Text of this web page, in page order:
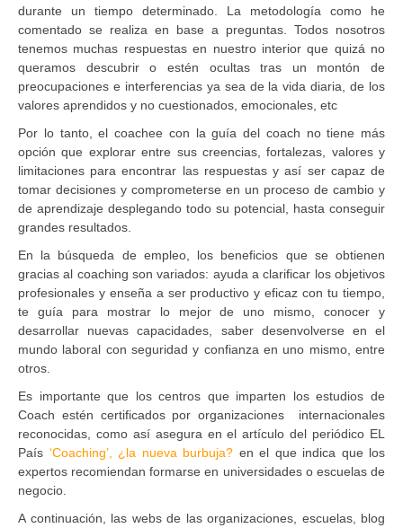
durante un tiempo determinado. La metodología como he
comentado se realiza en base a preguntas. Todos nosotros
tenemos muchas respuestas en nuestro interior que quizá no
queramos descubrir o estén ocultas tras un montón de
preocupaciones e interferencias ya sea de la vida diaria, de los
valores aprendidos y no cuestionados, emocionales, etc
Por lo tanto, el coachee con la guía del coach no tiene más
opción que explorar entre sus creencias, fortalezas, valores y
limitaciones para encontrar las respuestas y así ser capaz de
tomar decisiones y comprometerse en un proceso de cambio y
de aprendizaje desplegando todo su potencial, hasta conseguir
grandes resultados.
En la búsqueda de empleo, los beneficios que se obtienen
gracias al coaching son variados: ayuda a clarificar los objetivos
profesionales y enseña a ser productivo y eficaz con tu tiempo,
te guía para mostrar lo mejor de uno mismo, conocer y
desarrollar nuevas capacidades, saber desenvolverse en el
mundo laboral con seguridad y confianza en uno mismo, entre
otros.
Es importante que los centros que imparten los estudios de
Coach estén certificados por organizaciones internacionales
reconocidas, como así asegura en el artículo del periódico EL
País ‘Coaching’, ¿la nueva burbuja? en el que indica que los
expertos recomiendan formarse en universidades o escuelas de
negocio.
A continuación, las webs de las organizaciones, escuelas, blog